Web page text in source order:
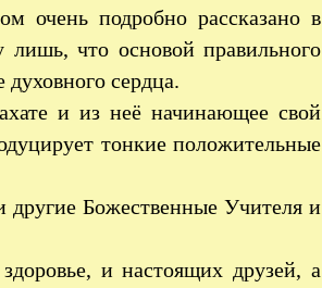
очень подробно рассказано в
что основой правильного
сердца.
и из неё начинающее свой
тонкие положительные
другие Божественные Учителя и
и настоящих друзей, а